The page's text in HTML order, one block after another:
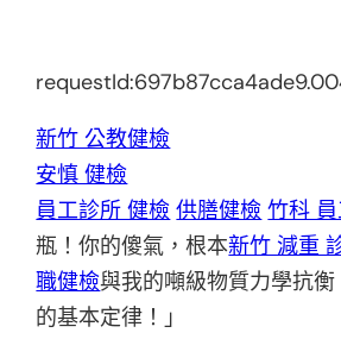
新竹 公教健檢
安慎 健檢
員工診所 健檢 供膳健檢 竹科
瓶！你的傻氣，根本新竹 減重
職健檢與我的噸級物質力學抗
的基本定律！」